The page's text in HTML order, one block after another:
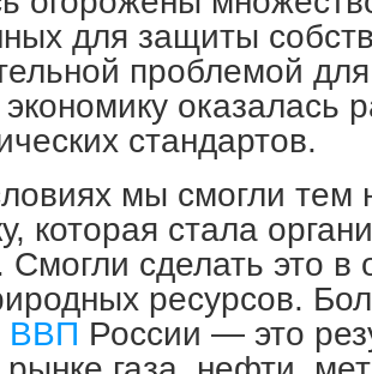
для защиты
проблемой
оказалась
стандартов.
мы смогли тем
которая стала
сделать это в
ресурсов.
ВВП России — это